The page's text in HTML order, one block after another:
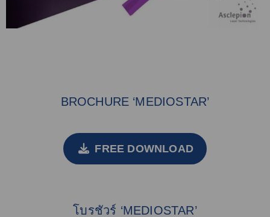
BROCHURE ‘MEDIOSTAR’
FREE DOWNLOAD
โบรชัวร์ ‘MEDIOSTAR’